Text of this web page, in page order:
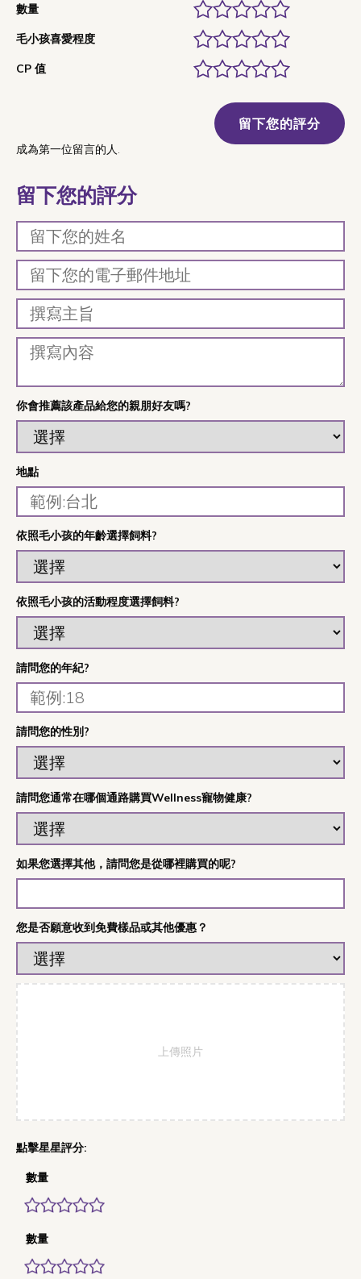
數量
毛小孩喜愛程度
CP 值
留下您的評分
成為第一位留言的人.
留下您的評分
你會推薦該產品給您的親朋好友嗎?
地點
依照毛小孩的年齡選擇飼料?
依照毛小孩的活動程度選擇飼料?
請問您的年紀?
請問您的性別?
請問您通常在哪個通路購買Wellness寵物健康?
如果您選擇其他，請問您是從哪裡購買的呢?
您是否願意收到免費樣品或其他優惠？
上傳照片
數量
數量